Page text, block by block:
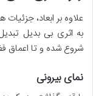
علاوه بر ابعاد،
به اثری بی بدیل
شروع شده و تا اعماق
نمای بیرونی